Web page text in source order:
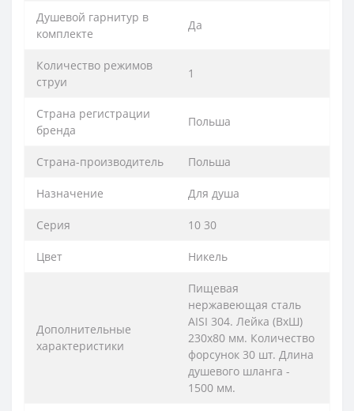
Душевой гарнитур в
комплекте
Да
Количество режимов
струи
1
Страна регистрации
бренда
Польша
Страна-производитель Польша
Назначение Для душа
Серия 10 30
Цвет Никель
Дополнительные
характеристики
Пищевая
нержавеющая сталь
AISI 304. Лейка (ВхШ)
230х80 мм. Количество
форсунок 30 шт. Длина
душевого шланга -
1500 мм.